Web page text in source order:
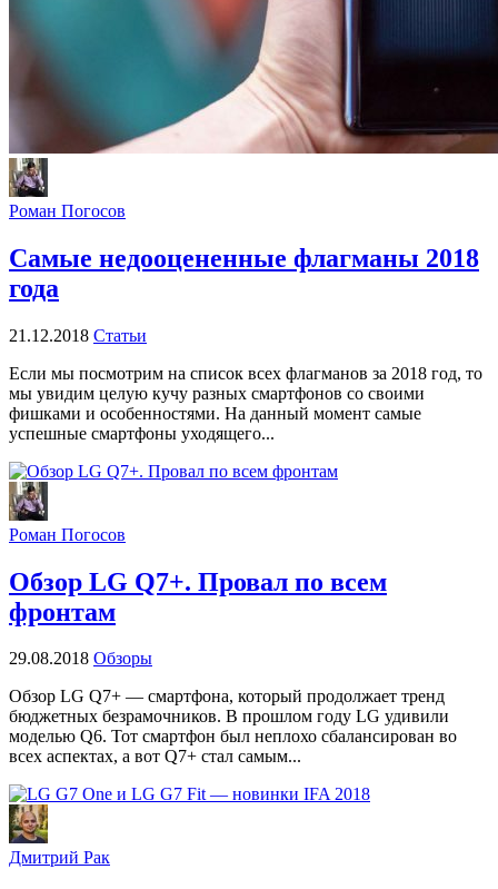
Роман Погосов
Самые недооцененные флагманы 2018
года
21.12.2018 Статьи
Если мы посмотрим на список всех флагманов за 2018 год, то
мы увидим целую кучу разных смартфонов со своими
фишками и особенностями. На данный момент самые
успешные смартфоны уходящего...
Роман Погосов
Обзор LG Q7+. Провал по всем
фронтам
29.08.2018 Обзоры
Обзор LG Q7+ — смартфона, который продолжает тренд
бюджетных безрамочников. В прошлом году LG удивили
моделью Q6. Тот смартфон был неплохо сбалансирован во
всех аспектах, а вот Q7+ стал самым...
Дмитрий Рак